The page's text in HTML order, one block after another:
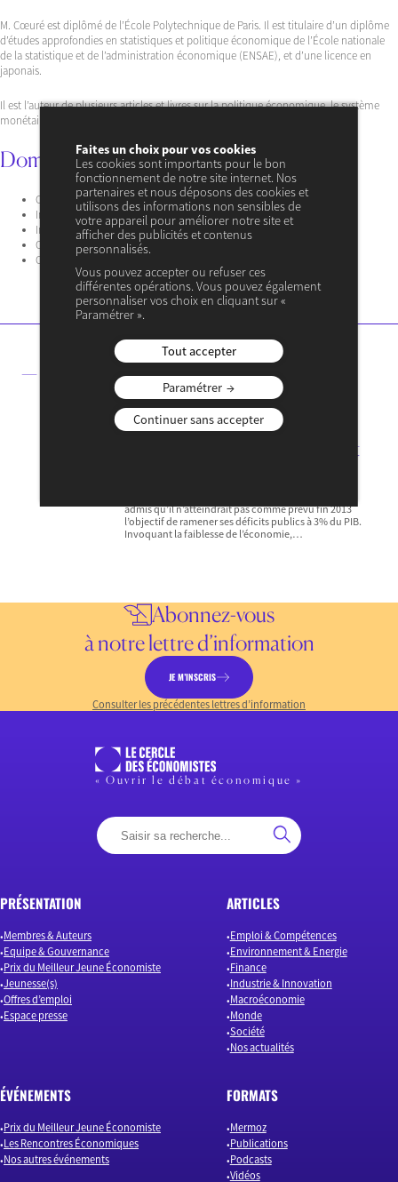
M. Cœuré est diplômé de l’École Polytechnique de Paris. Il est titulaire d’un diplôme
d’études approfondies en statistiques et politique économique de l’École nationale
de la statistique et de l’administration économique (ENSAE), et d’une licence en
japonais.
Il est l’auteur de plusieurs articles et livres sur la politique économique, le système
monétaire international et l’économie de l’intégration européenne.
Domaine d’expertise
Croissance
Innovation
Institutions
Organisations
Contrats
— Ses articles
27 FÉVRIER 2012
— ACTUALITÉ — MONDE
Comme l’Italie, la France doit
admis qu’il n’atteindrait pas comme prévu fin 2013
l’objectif de ramener ses déficits publics à 3% du PIB.
Invoquant la faiblesse de l’économie,…
Abonnez-vous
à notre lettre d’information
JE M’INSCRIS
Consulter les précédentes lettres d’information
« Ouvrir le débat économique »
PRÉSENTATION
Membres & Auteurs
Equipe & Gouvernance
Prix du Meilleur Jeune Économiste
Jeunesse(s)
Offres d’emploi
Espace presse
ARTICLES
Emploi & Compétences
Environnement & Energie
Finance
Industrie & Innovation
Macroéconomie
Monde
Société
Nos actualités
ÉVÉNEMENTS
Prix du Meilleur Jeune Économiste
Les Rencontres Économiques
Nos autres événements
FORMATS
Mermoz
Publications
Podcasts
Vidéos
Faites un choix pour vos cookies
Les cookies sont importants pour le bon
fonctionnement de notre site internet. Nos
partenaires et nous déposons des cookies et
utilisons des informations non sensibles de
votre appareil pour améliorer notre site et
afficher des publicités et contenus
personnalisés.
Vous pouvez accepter ou refuser ces
différentes opérations. Vous pouvez également
personnaliser vos choix en cliquant sur «
Paramétrer ».
Tout accepter
Paramétrer
Continuer sans accepter